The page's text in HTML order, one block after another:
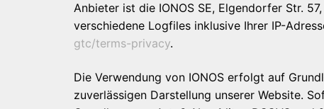
Anbieter ist die IONOS SE, Elgendorfer Str.
verschiedene Logfiles inklusive Ihrer IP-
gtc/terms-privacy.
Die Verwendung von IONOS erfolgt auf
zuverlässigen Darstellung unserer Website.